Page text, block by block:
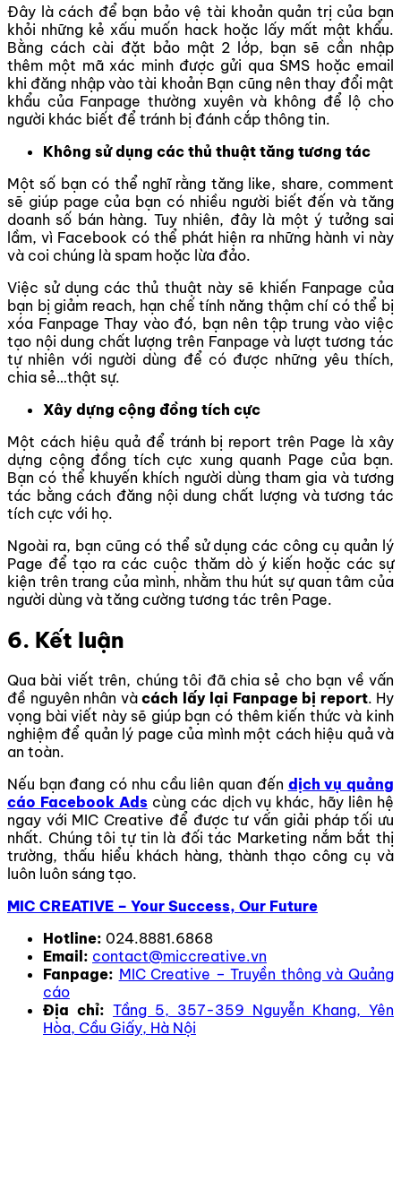
Đây là cách để bạn bảo vệ tài khoản quản trị của bạn
khỏi những kẻ xấu muốn hack hoặc lấy mất mật khẩu.
Bằng cách cài đặt bảo mật 2 lớp, bạn sẽ cần nhập
thêm một mã xác minh được gửi qua SMS hoặc email
khi đăng nhập vàotài khoản Bạn cũng nên thay đổi mật
khẩu của Fanpage thường xuyên và không để lộ cho
người khác biết để tránh bị đánh cắp thông tin.
Không sử dụng các thủ thuật tăng tương tác
Một số bạn có thể nghĩ rằng tăng like, share, comment
sẽ giúp page của bạn có nhiều người biết đến và tăng
doanh số bán hàng. Tuy nhiên, đây là một ý tưởng sai
lầm, vì Facebook có thể phát hiện ra những hành vi này
và coi chúng là spam hoặc lừa đảo.
Việc sử dụng các thủ thuật này sẽ khiến Fanpage của
bạn bị giảm reach, hạn chế tính năng thậm chí có thể bị
xóa Fanpage Thay vào đó, bạn nên tập trung vào việc
tạo nội dung chất lượng trên Fanpage và lượt tương tác
tự nhiên với người dùng để có được những yêu thích,
chia sẻ…thật sự.
Xây dựng cộng đồng tích cực
Một cách hiệu quả để tránh bị report trên Page là xây
dựng cộng đồng tích cực xung quanh Page của bạn.
Bạn có thể khuyến khích người dùng tham gia và tương
tác bằng cách đăng nội dung chất lượng và tương tác
tích cực với họ.
Ngoài ra, bạn cũng có thể sử dụng các công cụ quản lý
Page để tạo ra các cuộc thăm dò ý kiến hoặc các sự
kiện trên trang của mình, nhằm thu hút sự quan tâm của
người dùng và tăng cường tương tác trên Page.
6. Kết luận
Qua bài viết trên, chúng tôi đã chia sẻ cho bạn về vấn
đề nguyên nhân và cách lấy lại Fanpage bị report. Hy
vọng bài viết này sẽ giúp bạn có thêm kiến thức và kinh
nghiệm để quản lý page của mình một cách hiệu quả và
an toàn.
Nếu bạn đang có nhu cầu liên quan đến dịch vụ quảng
cáo Facebook Ads cùng các dịch vụ khác, hãy liên hệ
ngay với MIC Creative để được tư vấn giải pháp tối ưu
nhất. Chúng tôi tự tin là đối tác Marketing nắm bắt thị
trường, thấu hiểu khách hàng, thành thạo công cụ và
luôn luôn sáng tạo.
MIC CREATIVE – Your Success, Our Future
Hotline: 024.8881.6868
Email: contact@miccreative.vn
Fanpage: MIC Creative – Truyền thông và Quảng
cáo
Địa chỉ: Tầng 5, 357-359 Nguyễn Khang, Yên
Hòa, Cầu Giấy, Hà Nội